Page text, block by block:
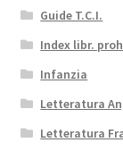
Guide T.C.I.
Index libr.
Infanzia
Letteratura
Letteratura